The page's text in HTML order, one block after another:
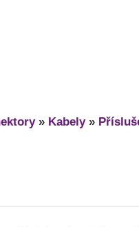
» Kabely»